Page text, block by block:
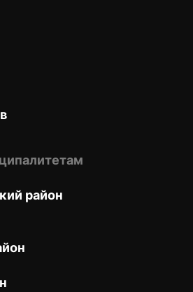
район